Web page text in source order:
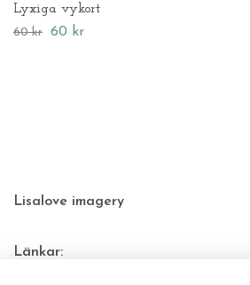
Lyxiga vykort
60 kr 60 kr
Lisalove imagery
Länkar: